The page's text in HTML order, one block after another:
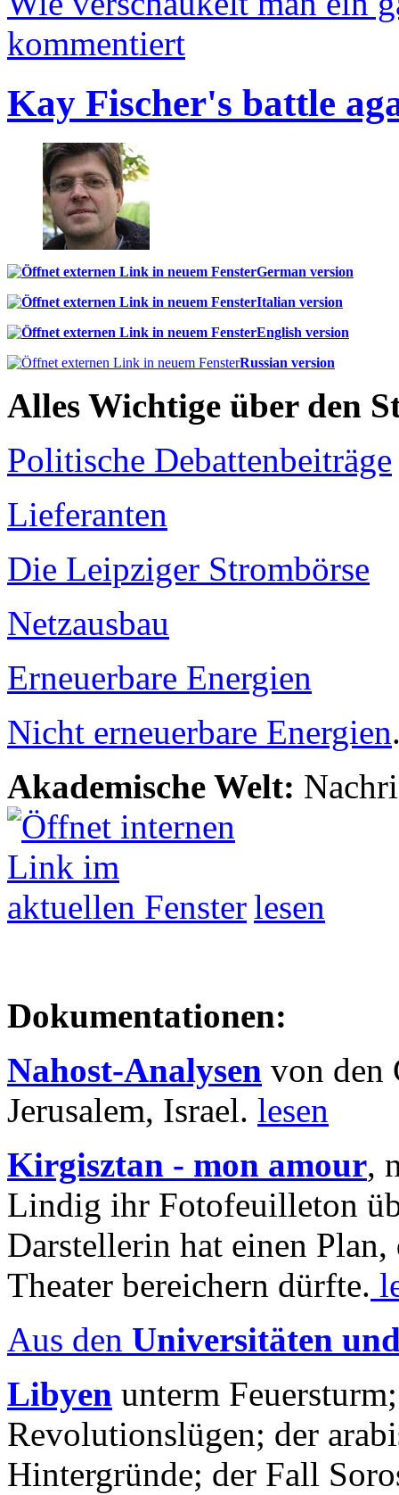
kommentiert
Kay Fischer's battle
German version
Italian version
English version
Russian version
Alles Wichtige über den
Politische Debattenbeiträge
Lieferanten
Die Leipziger Strombörse
Netzausbau
Erneuerbare Energien
Nicht erneuerbare Energien
Akademische Welt:
lesen
Dokumentationen:
Nahost-Analysen von den
Jerusalem, Israel. lesen
Kirgisztan - mon amour,
Lindig ihr Fotofeuilleton
Darstellerin hat einen Plan,
Theater bereichern dürfte.
Aus den Universitäten
Libyen unterm
Revolutionslügen; der
Hintergründe; der Fall